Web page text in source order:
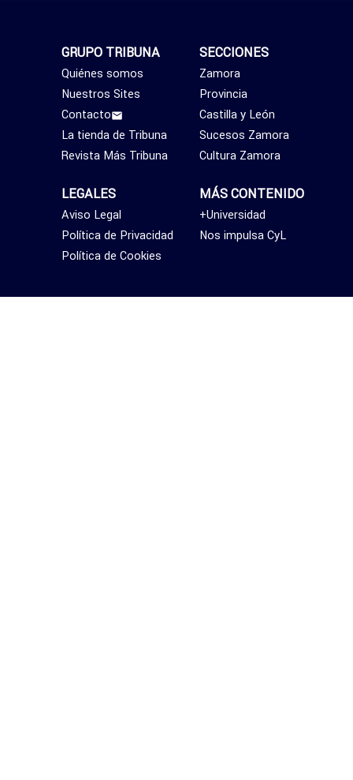
SECCIONES
Zamora
Provincia
Castilla y León
Sucesos Zamora
Cultura Zamora
MÁS CONTENIDO
+Universidad
Nos impulsa CyL
GRUPO TRIBUNA
Quiénes somos
Nuestros Sites
Contacto
La tienda de Tribuna
Revista Más Tribuna
LEGALES
Aviso Legal
Política de Privacidad
Política de Cookies